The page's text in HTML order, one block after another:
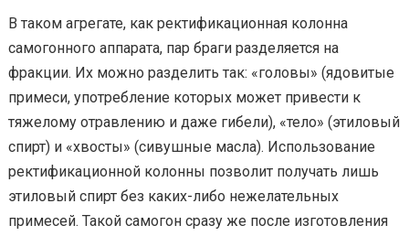
В таком агрегате, как ректификационная колонна
самогонного аппарата, пар браги разделяется на
фракции. Их можно разделить так: «головы» (ядовитые
примеси, употребление которых может привести к
тяжелому отравлению и даже гибели), «тело» (этиловый
спирт) и «хвосты» (сивушные масла). Использование
ректификационной колонны позволит получать лишь
этиловый спирт без каких-либо нежелательных
примесей. Такой самогон сразу же после изготовления